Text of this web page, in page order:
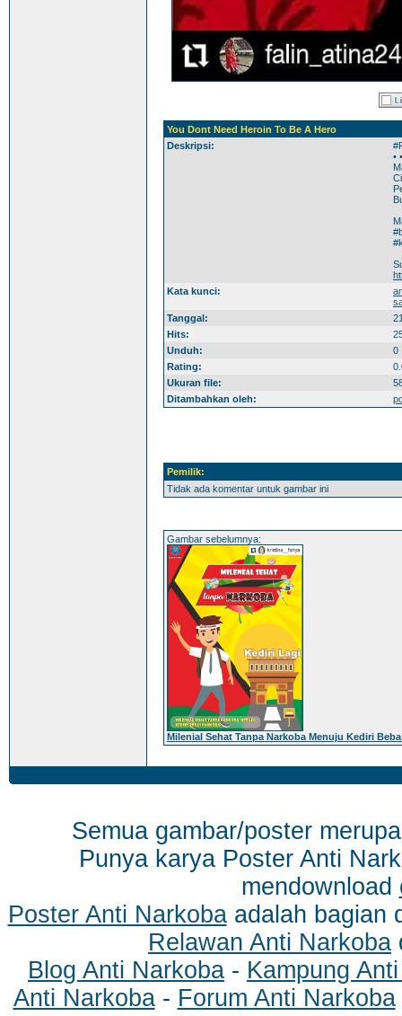
You Dont Need Heroin To Be A Hero
Deskripsi:
•
Kata kunci:
Tanggal:
Hits:
Unduh:
0
Rating:
Ukuran file:
Ditambahkan oleh:
Pemilik:
Tidak ada komentar untuk gambar ini
Gambar sebelumnya:
Milenial Sehat Tanpa Narkoba Menuju Kediri
Semua gambar/poster
Punya karya Poster Anti
mendownload
Poster Anti Narkobaadalah bagian
Relawan Anti Narkoba
Blog Anti Narkoba - Kampung
Anti Narkoba- Forum Anti Narkoba